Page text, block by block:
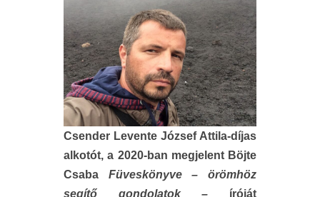
Csender Levente József Attila-díjas
alkotót, a 2020-ban megjelent Böjte
Csaba Füveskönyve – örömhöz
segítő gondolatok – íróját